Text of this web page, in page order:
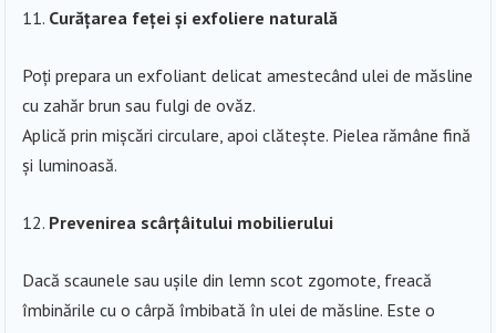
Curățarea feței și exfoliere naturală
Poți prepara un exfoliant delicat amestecând ulei de măsline
cu zahăr brun sau fulgi de ovăz.
Aplică prin mișcări circulare, apoi clătește. Pielea rămâne fină
și luminoasă.
Prevenirea scârțâitului mobilierului
Dacă scaunele sau ușile din lemn scot zgomote, freacă
îmbinările cu o cârpă îmbibată în ulei de măsline. Este o